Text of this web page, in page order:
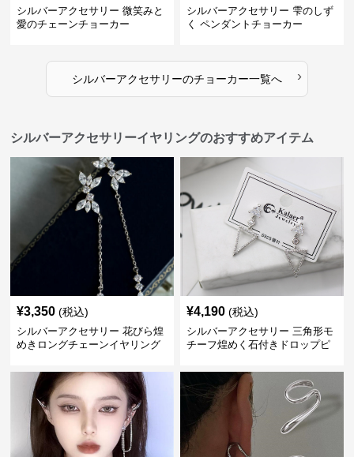
シルバーアクセサリー 微笑みと
愛のチェーンチョーカー
シルバーアクセサリー 雫のしず
く ペンダントチョーカー
シルバーアクセサリーのチョーカー一覧へ ›
シルバーアクセサリーイヤリングのおすすめアイテム
¥3,350 (税込)
シルバーアクセサリー 花びら煌
めきロングチェーンイヤリング
¥4,190 (税込)
シルバーアクセサリー 三角形モ
チーフ煌めく石付きドロップピ